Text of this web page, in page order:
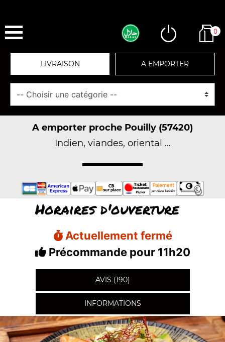
0
LIVRAISON A EMPORTER
A emporter proche Pouilly (57420)
Indien, viandes, oriental ...
Horaires d'ouverture
Actuellement fermé
Précommande pour 11h20
AVIS (190)
INFORMATIONS